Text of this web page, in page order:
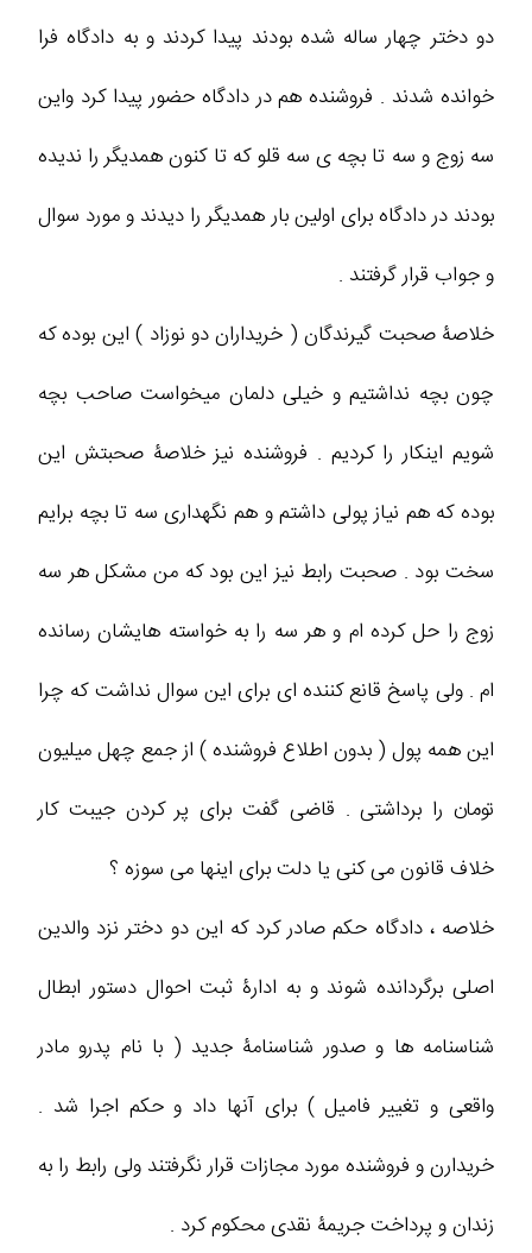
دو دختر چهار ساله شده بودند پیدا کردند و به دادگاه فرا
خوانده شدند . فروشنده هم در دادگاه حضور پیدا کرد واین
سه زوج و سه تا بچه ی سه قلو که تا کنون همدیگر را ندیده
بودند در دادگاه برای اولین بار همدیگر را دیدند و مورد سوال
و جواب قرار گرفتند .
خلاصۀ صحبت گیرندگان ( خریداران دو نوزاد ) این بوده که
چون بچه نداشتیم و خیلی دلمان میخواست صاحب بچه
شویم اینکار را کردیم . فروشنده نیز خلاصۀ صحبتش این
بوده که هم نیاز پولی داشتم و هم نگهداری سه تا بچه برایم
سخت بود . صحبت رابط نیز این بود که من مشکل هر سه
زوج را حل کرده ام و هر سه را به خواسته هایشان رسانده
ام . ولی پاسخ قانع کننده ای برای این سوال نداشت که چرا
این همه پول ( بدون اطلاع فروشنده ) از جمع چهل میلیون
تومان را برداشتی . قاضی گفت برای پر کردن جیبت کار
خلاف قانون می کنی یا دلت برای اینها می سوزه ؟
خلاصه ، دادگاه حکم صادر کرد که این دو دختر نزد والدین
اصلی برگردانده شوند و به ادارۀ ثبت احوال دستور ابطال
شناسنامه ها و صدور شناسنامۀ جدید ( با نام پدرو مادر
واقعی و تغییر فامیل ) برای آنها داد و حکم اجرا شد .
خریدارن و فروشنده مورد مجازات قرار نگرفتند ولی رابط را به
زندان و پرداخت جریمۀ نقدی محکوم کرد .